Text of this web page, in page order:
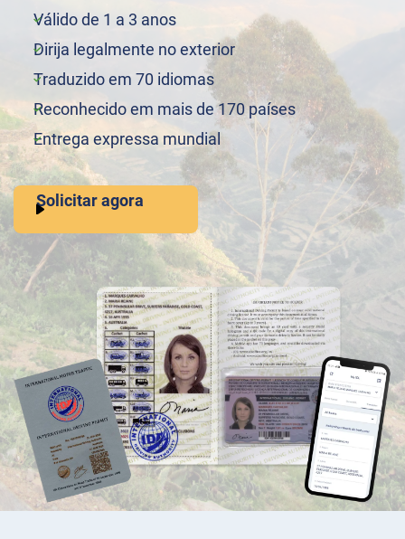
Válido de 1 a 3 anos
Dirija legalmente no exterior
Traduzido em 70 idiomas
Reconhecido em mais de 170 países
Entrega expressa mundial
Solicitar agora